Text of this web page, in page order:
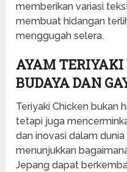
memberikan variasi
membuat hidangan
menggugah selera.
AYAM
BUDAYA DAN
Teriyaki Chicken bukan
tetapi juga
dan inovasi dalam dunia
menunjukkan
Jepang dapat